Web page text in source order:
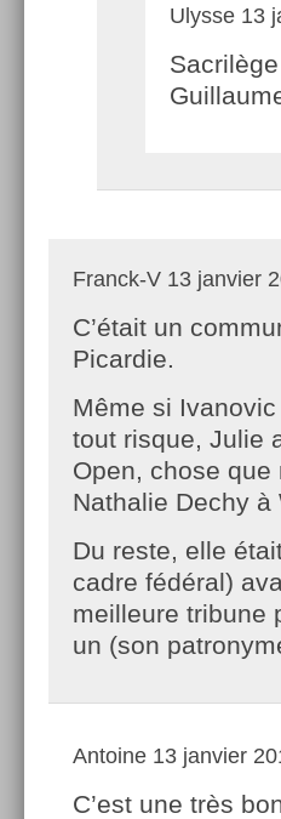
Ulysse 13
Franck-V 13 janvier
C’était un
Picardie.
Même si Ivanovic
tout risque, Julie
Open, chose que
Nathalie Dechy à
Du reste, elle
cadre fédéral)
meilleure tribune
un (son
Antoine 13 janvier
C’est une très